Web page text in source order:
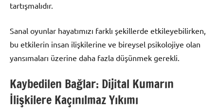
tartışmalıdır.
Sanal oyunlar hayatımızı farklı şekillerde etkileyebilirken,
bu etkilerin insan ilişkilerine ve bireysel psikolojiye olan
yansımaları üzerine daha fazla düşünmek gerekli.
Kaybedilen Bağlar: Dijital Kumarın
İlişkilere Kaçınılmaz Yıkımı